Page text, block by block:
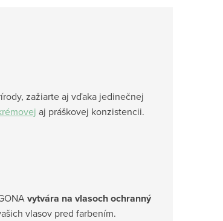
zažiarte aj vďaka jedinečnej
aj práškovej konzistencii.
vytvára na vlasoch ochranný
vlasov pred farbením.